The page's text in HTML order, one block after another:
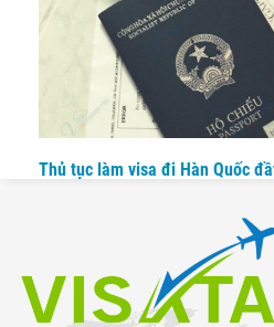
Thủ tục làm visa đi Hàn Quốc